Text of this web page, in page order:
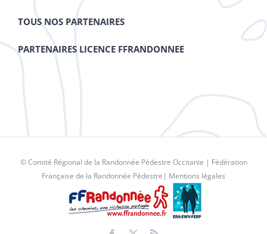
TOUS NOS PARTENAIRES
PARTENAIRES LICENCE FFRANDONNEE
© Comité Régional de la Randonnée Pédestre Occitanie | Fédération
Française de la Randonnée Pédestre | Mentions légales